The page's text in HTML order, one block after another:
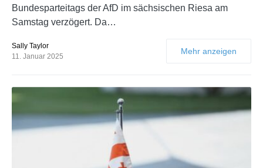
Bundesparteitags der AfD im sächsischen Riesa am
Samstag verzögert. Da…
Sally Taylor
11. Januar 2025
Mehr anzeigen